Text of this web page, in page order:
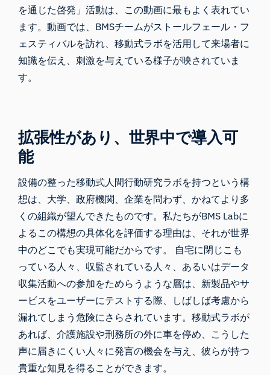
を通じた啓発」活動は、この動画に最もよく表れてい
ます。動画では、BMSチームがストールフェール・フ
ェスティバルを訪れ、移動式ラボを活用して来場者に
知識を伝え、刺激を与えている様子が映されていま
す。
拡張性があり、世界中で導入可
能
設備の整った移動式人間行動研究ラボを持つという構
想は、大学、政府機関、企業を問わず、かねてより多
くの組織が望んできたものです。私たちがBMS Labに
よるこの構想の具体化を評価する理由は、それが世界
中のどこでも実現可能だからです。 自宅に閉じこも
っている人々、収監されている人々、あるいはデータ
収集活動への参加をためらうような層は、新製品やサ
ービスをユーザーにテストする際、しばしば考慮から
漏れてしまう危険にさらされています。移動式ラボが
あれば、介護施設や刑務所の外に車を停め、こうした
声に届きにくい人々に発言の機会を与え、彼らが持つ
貴重な知見を得ることができます。